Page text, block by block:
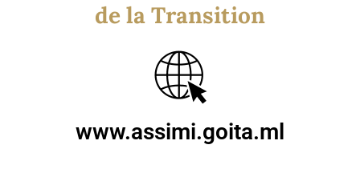
de la Transition
www.assimi.goita.ml